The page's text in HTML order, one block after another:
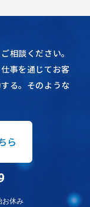
相談ください。
事を通じてお客
る。そのような
ら
休み